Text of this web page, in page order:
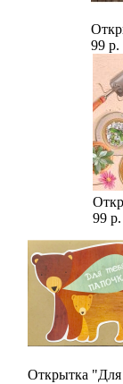
99 р.
99 р.
Открытка "Для